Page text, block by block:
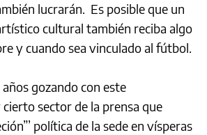
lucrarán. Es posible que un
cultural también reciba algo
y cuando sea vinculado al fútbol.
gozando con este
sector de la prensa que
política de la sede en vísperas